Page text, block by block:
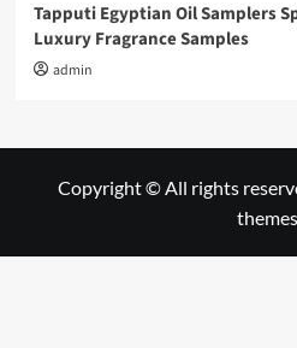
Tapputi Egyptian Oil Samplers
Luxury Fragrance Samples
admin
Copyright © All rights